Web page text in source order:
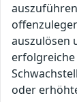
auszulösen
oder